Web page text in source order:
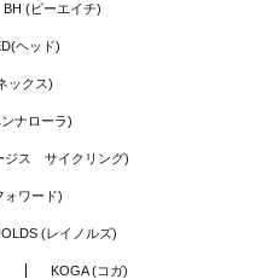
BH (ビーエイチ)
ヘッド)
ックス)
ナローラ)
ジス サイクリング)
ォワード)
(レイノルズ)
KOGA (コガ)